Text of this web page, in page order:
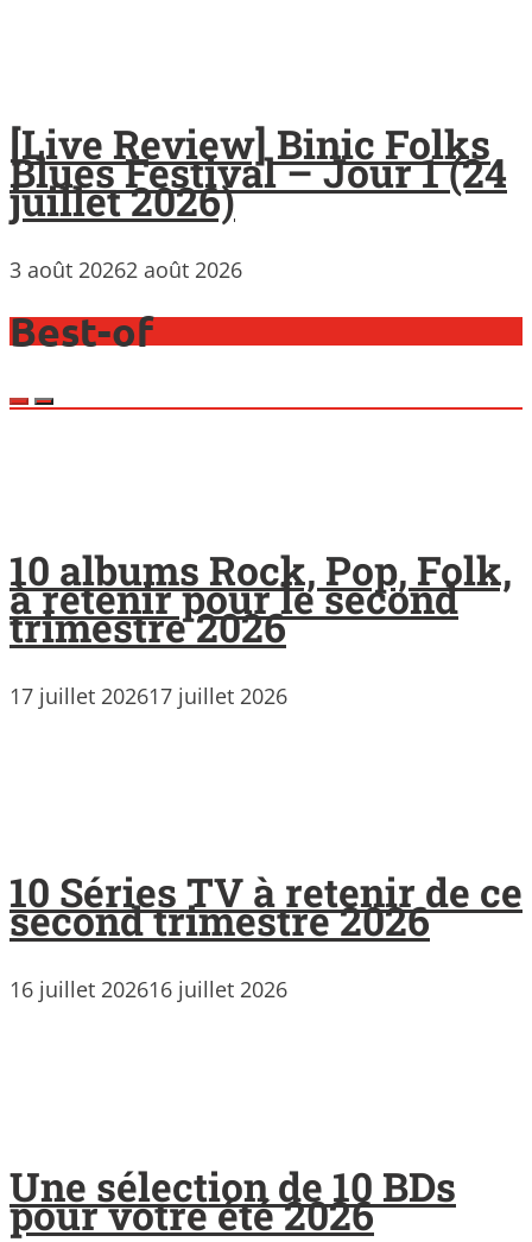
[Live Review] Binic Folks
Blues Festival – Jour 1 (24
juillet 2026)
3 août 20262 août 2026
Best-of
10 albums Rock, Pop, Folk,
à retenir pour le second
trimestre 2026
17 juillet 202617 juillet 2026
10 Séries TV à retenir de ce
second trimestre 2026
16 juillet 202616 juillet 2026
Une sélection de 10 BDs
pour votre été 2026